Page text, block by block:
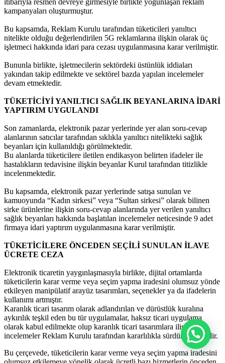
kampanyaları oluşturmuştur.
Bu kapsamda, Reklam Kurulu tarafından tüketicileri yanıltıcı
nitelikte olduğu değerlendirilen 5G reklamlarına ilişkin olarak üç
işletmeci hakkında idari para cezası uygulanmasına karar verilmiştir.
Bununla birlikte, işletmecilerin sektördeki üstünlük iddiaları
yakından takip edilmekte ve sektörel bazda yapılan incelemeler
devam etmektedir.
TÜKETİCİYİ YANILTICI SAĞLIK BEYANLARINA İDARİ
YAPTIRIM UYGULANDI
Son zamanlarda, elektronik pazar yerlerinde yer alan soru-cevap
alanlarının satıcılar tarafından sıklıkla yanıltıcı nitelikteki sağlık
beyanları için kullanıldığı görülmektedir.
Bu alanlarda tüketicilere iletilen endikasyon belirten ifadeler ile
hastalıkların tedavisine ilişkin beyanlar Kurul tarafından titizlikle
incelenmektedir.
Bu kapsamda, elektronik pazar yerlerinde satışa sunulan ve
kamuoyunda “Kadın sirkesi” veya “Sultan sirkesi” olarak bilinen
sirke ürünlerine ilişkin soru-cevap alanlarında yer verilen yanıltıcı
sağlık beyanları hakkında başlatılan incelemeler neticesinde 9 adet
firmaya idari yaptırım uygulanmasına karar verilmiştir.
TÜKETİCİLERE ÖNCEDEN SEÇİLİ SUNULAN İLAVE
ÜCRETE CEZA
Elektronik ticaretin yaygınlaşmasıyla birlikte, dijital ortamlarda
tüketicilerin karar verme veya seçim yapma iradesini olumsuz yönde
etkileyen manipülatif arayüz tasarımları, seçenekler ya da ifadelerin
kullanımı artmıştır.
Karanlık ticari tasarım olarak adlandırılan ve dürüstlük kuralına
aykırılık teşkil eden bu tür uygulamalar, haksız ticari uygulama
olarak kabul edilmekte olup karanlık ticari tasarımlara ilişkin
incelemeler Reklam Kurulu tarafından kararlılıkla sürdürülmektedir.
Bu çerçevede, tüketicilerin karar verme veya seçim yapma iradesini